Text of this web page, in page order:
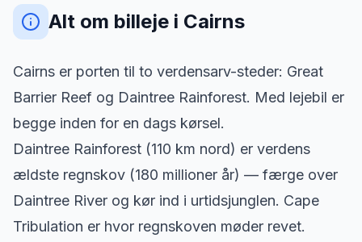
Alt om billeje i Cairns
Cairns er porten til to verdensarv-steder: Great
Barrier Reef og Daintree Rainforest. Med lejebil er
begge inden for en dags kørsel.
Daintree Rainforest (110 km nord) er verdens
ældste regnskov (180 millioner år) — færge over
Daintree River og kør ind i urtidsjunglen. Cape
Tribulation er hvor regnskoven møder revet.